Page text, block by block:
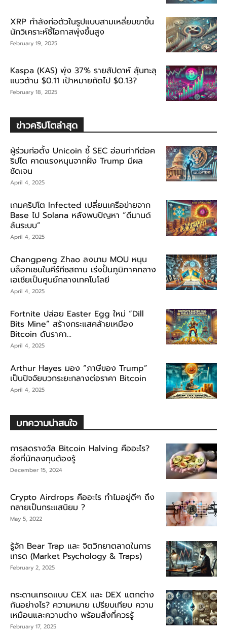
XRP กำลังก่อตัวในรูปแบบสามเหลี่ยมขาขึ้น
นักวิเคราะห์ชี้โอกาสพุ่งขึ้นสูง
February 19, 2025
Kaspa (KAS) พุ่ง 37% รายสัปดาห์ ลุ้นทะลุ
แนวต้าน $0.11 เป้าหมายถัดไป $0.13?
February 18, 2025
ข่าวคริปโตล่าสุด
ผู้ร่วมก่อตั้ง Unicoin ชี้ SEC อ่อนท่าทีต่อค
ริปโต คาดแรงหนุนจากฝั่ง Trump มีผล
ชัดเจน
April 4, 2025
เกมคริปโต Infected เปลี่ยนเครือข่ายจาก
Base ไป Solana หลังพบปัญหา “ดีมานด์
ล้นระบบ”
April 4, 2025
Changpeng Zhao ลงนาม MOU หนุน
บล็อกเชนในคีร์กีซสถาน เร่งปั้นภูมิภาคกลาง
เอเชียเป็นศูนย์กลางเทคโนโลยี
April 4, 2025
Fortnite ปล่อย Easter Egg ใหม่ “Dill
Bits Mine” สร้างกระแสคล้ายเหมือง
Bitcoin ดันราคา...
April 4, 2025
Arthur Hayes มอง “ภาษีของ Trump”
เป็นปัจจัยบวกระยะกลางต่อราคา Bitcoin
April 4, 2025
บทความน่าสนใจ
การลดรางวัล Bitcoin Halving คืออะไร?
สิ่งที่นักลงทุนต้องรู้
December 15, 2024
Crypto Airdrops คืออะไร ทำไมอยู่ดีๆ ถึง
กลายเป็นกระแสนิยม ?
May 5, 2022
รู้จัก Bear Trap และ จิตวิทยาตลาดในการ
เทรด (Market Psychology & Traps)
February 2, 2025
กระดานเทรดแบบ CEX และ DEX แตกต่าง
กันอย่างไร? ความหมาย เปรียบเทียบ ความ
เหมือนและความต่าง พร้อมสิ่งที่ควรรู้
February 17, 2025